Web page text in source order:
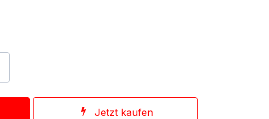
Jetzt kaufen